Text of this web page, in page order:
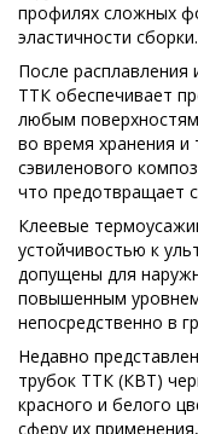
профилях сложных
эластичности сборки.
После расплавления
ТТК обеспечивает
любым
во время хранения и
сэвиленового
что предотвращает
Клеевые
устойчивостью к
допущены для
повышенным
непосредственно в
Недавно
трубок ТТК (КВТ)
красного и белого
сферу их